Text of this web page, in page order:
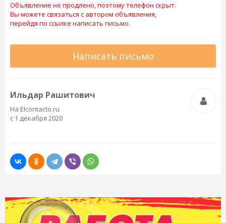
Объявление не продлено, поэтому телефон скрыт.
Вы можете связаться с автором объявления,
перейдя по ссылке написать письмо.
Написать письмо
Ильдар Рашитович
На Elcontacto.ru
с 1 декабря 2020